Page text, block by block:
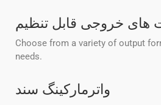
های خروجی قابل تنظیم
Choose from a variety of output
needs.
واترمارکینگ سند